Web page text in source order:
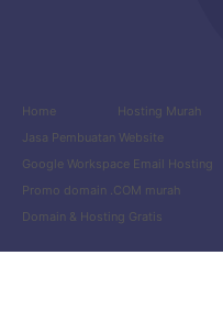
Home Hosting Murah
Jasa Pembuatan Website
Google Workspace Email Hosting
Promo domain .COM murah
Domain & Hosting Gratis